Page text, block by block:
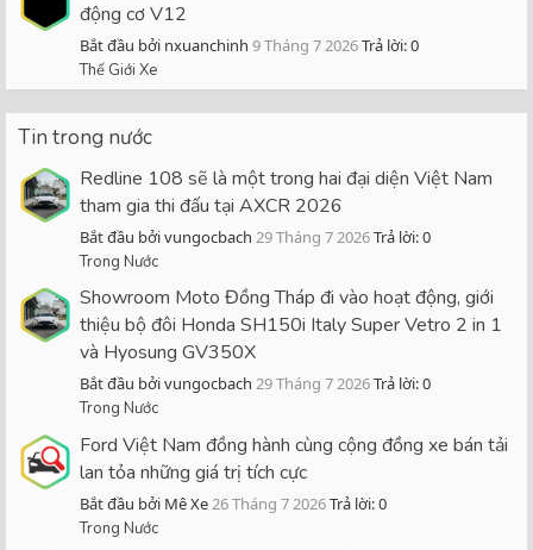
động cơ V12
Bắt đầu bởi nxuanchinh 9 Tháng 7 2026Trả lời: 0
Thế Giới Xe
Tin trong nước
Redline 108 sẽ là một trong hai đại diện Việt Nam
tham gia thi đấu tại AXCR 2026
Bắt đầu bởi vungocbach 29 Tháng 7 2026Trả lời: 0
Trong Nước
Showroom Moto Đồng Tháp đi vào hoạt động, giới
thiệu bộ đôi Honda SH150i Italy Super Vetro 2 in 1
và Hyosung GV350X
Bắt đầu bởi vungocbach 29 Tháng 7 2026Trả lời: 0
Trong Nước
Ford Việt Nam đồng hành cùng cộng đồng xe bán tải
lan tỏa những giá trị tích cực
Bắt đầu bởi Mê Xe26 Tháng 7 2026Trả lời: 0
Trong Nước